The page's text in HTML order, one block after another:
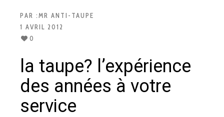
PAR :MR ANTI-TAUPE
1 AVRIL 2012
0
la taupe? l’expérience
des années à votre
service